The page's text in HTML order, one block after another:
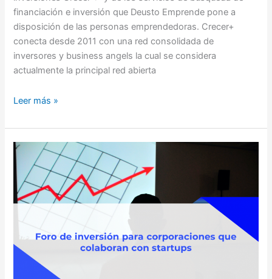
financiación e inversión que Deusto Emprende pone a
disposición de las personas emprendedoras. Crecer+
conecta desde 2011 con una red consolidada de
inversores y business angels la cual se considera
actualmente la principal red abierta
Leer más »
II
Foro
Inversión
Crecer+